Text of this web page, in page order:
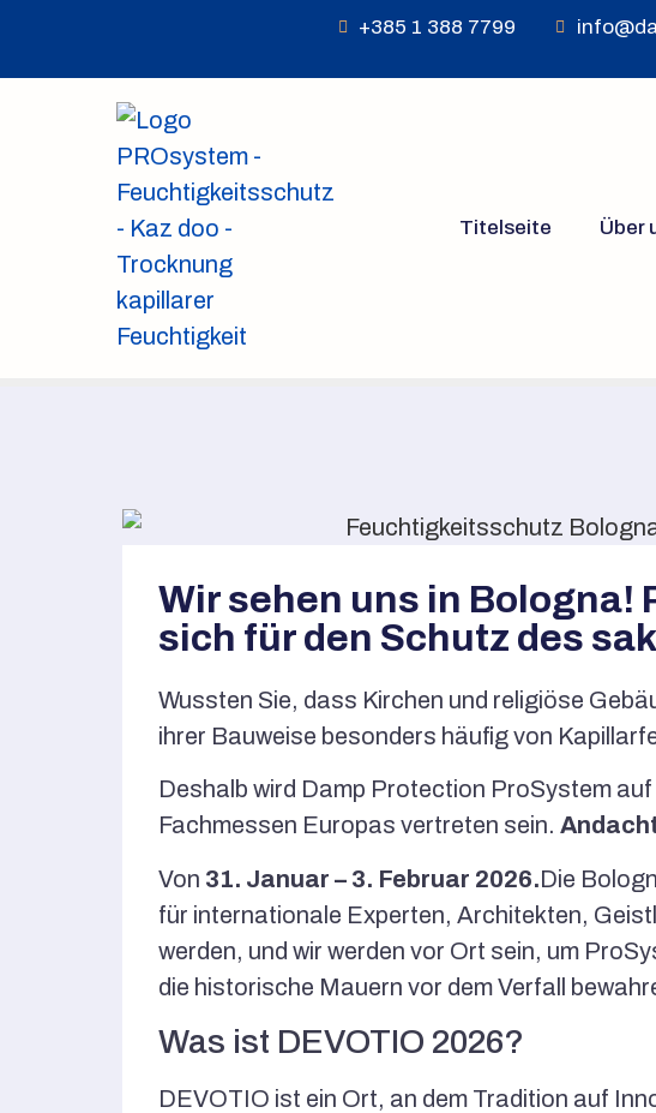
+385 1 388 7799
Titelseite Über
Wir sehen uns in Bologna!
sich für den Schutz des
Wussten Sie, dass Kirchen und religiöse
ihrer Bauweise besonders häufig von
Deshalb wird Damp Protection ProSystem
Fachmessen Europas vertreten sein.
Von 31. Januar – 3. Februar 2026.Die
für internationale Experten, Architekten,
werden, und wir werden vor Ort sein, um
die historische Mauern vor dem Verfall
Was ist DEVOTIO 2026?
DEVOTIO ist ein Ort, an dem Tradition auf